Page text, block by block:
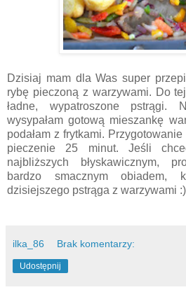
Dzisiaj mam dla Was super
rybę pieczoną z warzywami. Do
ładne, wypatroszone
wysypałam gotową mieszankę
podałam z frytkami.
pieczenie 25 minut. Jeśli
najbliższych błyskawicznym,
bardzo smacznym obiadem,
dzisiejszego pstrąga z warzywami :)
ilka_86 Brak komentarzy:
Udostępnij